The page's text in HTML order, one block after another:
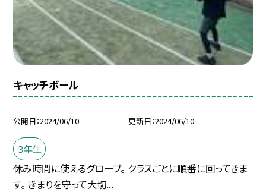
キャッチボール
公開日 2024/06/10 更新日 2024/06/10
３年生
休み時間に使えるグローブ。 クラスごとに順番に回ってきま
す。 きまりを守って大切...